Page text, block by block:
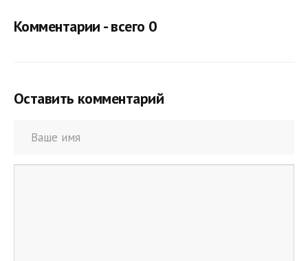
Комментарии - всего 0
Оставить комментарий